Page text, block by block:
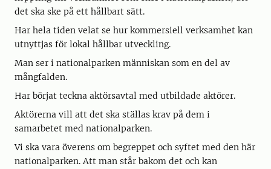
det ska ske på ett hållbart sätt.
Har hela tiden velat se hur kommersiell verksamhet kan
utnyttjas för lokal hållbar utveckling.
Man ser i nationalparken människan som en del av
mångfalden.
Har börjat teckna aktörsavtal med utbildade aktörer.
Aktörerna vill att det ska ställas krav på dem i
samarbetet med nationalparken.
Vi ska vara överens om begreppet och syftet med den här
nationalparken. Att man står bakom det och kan